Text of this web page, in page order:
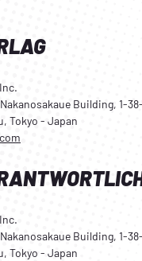
Building, 1-
Tokyo - Japan
Building, 1-
Tokyo - Japan